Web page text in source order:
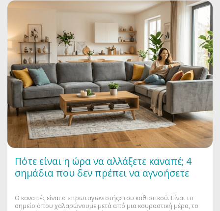
Πότε είναι η ώρα να αλλάξετε καναπέ; 4
σημάδια που δεν πρέπει να αγνοήσετε
Ο καναπές είναι ο «πρωταγωνιστής» του καθιστικού. Είναι το
σημείο όπου χαλαρώνουμε μετά από μια κουραστική μέρα, το